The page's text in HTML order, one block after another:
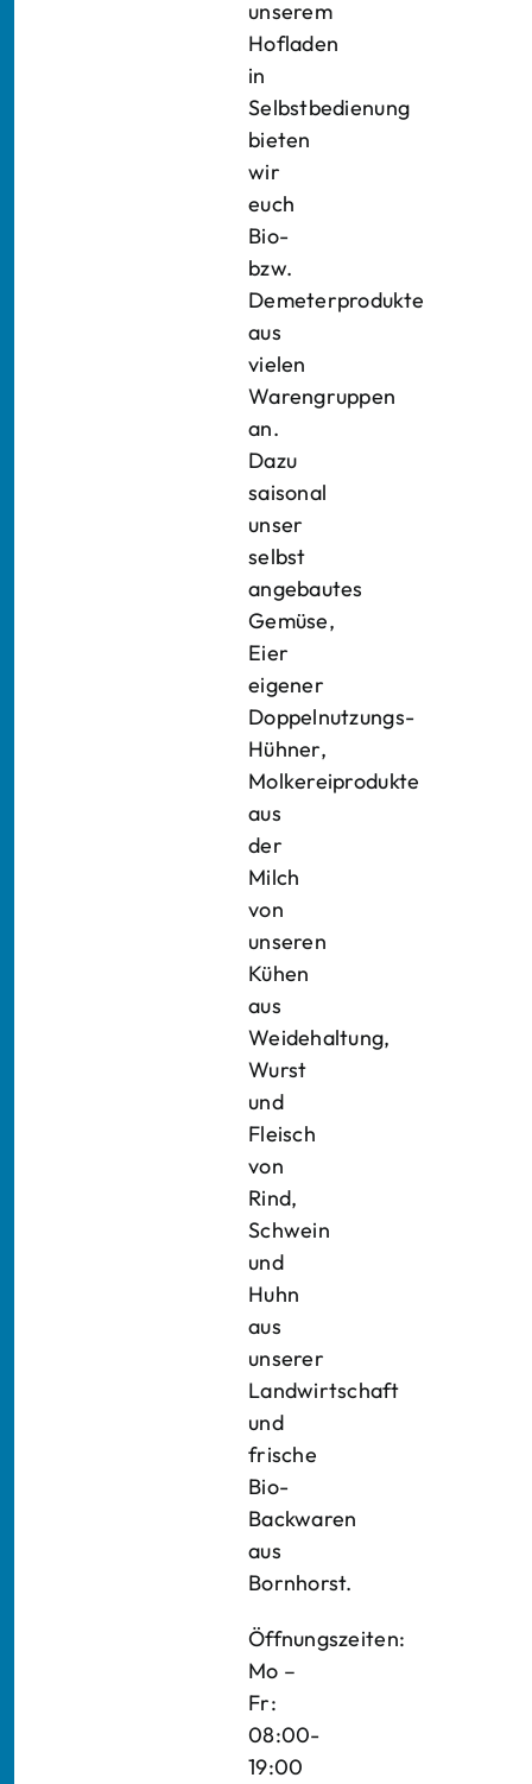
unserem
Hofladen
in
Selbstbedienung
bieten
wir
euch
Bio-
bzw.
Demeterprodukte
aus
vielen
Warengruppen
an.
Dazu
saisonal
unser
selbst
angebautes
Gemüse,
Eier
eigener
Doppelnutzungs-
Hühner,
Molkereiprodukte
aus
der
Milch
von
unseren
Kühen
aus
Weidehaltung,
Wurst
und
Fleisch
von
Rind,
Schwein
und
Huhn
aus
unserer
Landwirtschaft
und
frische
Bio-
Backwaren
aus
Bornhorst.
Öffnungszeiten:
Mo –
Fr:
08:00-
19:00